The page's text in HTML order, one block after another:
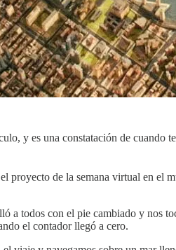
y es una constatación de
proyecto de la semana virtual en
a todos con el pie cambiado y nos
el contador llegó a cero.